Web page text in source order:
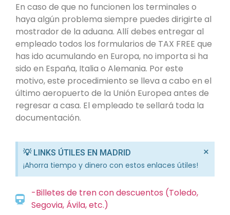
En caso de que no funcionen los terminales o
haya algún problema siempre puedes dirigirte al
mostrador de la aduana. Allí debes entregar al
empleado todos los formularios de TAX FREE que
has ido acumulando en Europa, no importa si ha
sido en España, Italia o Alemania. Por este
motivo, este procedimiento se lleva a cabo en el
último aeropuerto de la Unión Europea antes de
regresar a casa. El empleado te sellará toda la
documentación.
💡 LINKS ÚTILES EN MADRID
¡Ahorra tiempo y dinero con estos enlaces útiles!
×
-Billetes de tren con descuentos (Toledo,
Segovia, Ávila, etc.)